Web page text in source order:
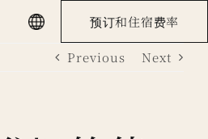
预订和住宿费率
Previous Next